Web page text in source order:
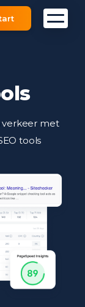
verkeer met
tools